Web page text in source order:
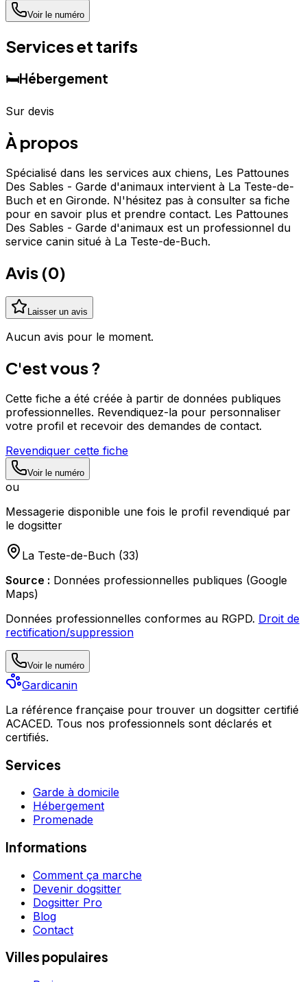
Voir le numéro
Services et tarifs
🛏️Hébergement
Sur devis
À propos
Spécialisé dans les services aux chiens, Les Pattounes
Des Sables - Garde d'animaux intervient à La Teste-de-
Buch et en Gironde. N'hésitez pas à consulter sa fiche
pour en savoir plus et prendre contact. Les Pattounes
Des Sables - Garde d'animaux est un professionnel du
service canin situé à La Teste-de-Buch.
Avis (0)
Laisser un avis
Aucun avis pour le moment.
C'est vous ?
Cette fiche a été créée à partir de données publiques
professionnelles. Revendiquez-la pour personnaliser
votre profil et recevoir des demandes de contact.
Revendiquer cette fiche
Voir le numéro
ou
Messagerie disponible une fois le profil revendiqué par
le dogsitter
La Teste-de-Buch (33)
Source : Données professionnelles publiques (Google
Maps)
Données professionnelles conformes au RGPD. Droit de
rectification/suppression
Voir le numéro
Gardicanin
La référence française pour trouver un dogsitter certifié
ACACED. Tous nos professionnels sont déclarés et
certifiés.
Services
Garde à domicile
Hébergement
Promenade
Informations
Comment ça marche
Devenir dogsitter
Dogsitter Pro
Blog
Contact
Villes populaires